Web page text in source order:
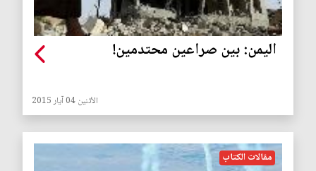
اليمن: بين صراعين محتدمين!
الأثنين 04 آيار 2015
مقالات الكتاب